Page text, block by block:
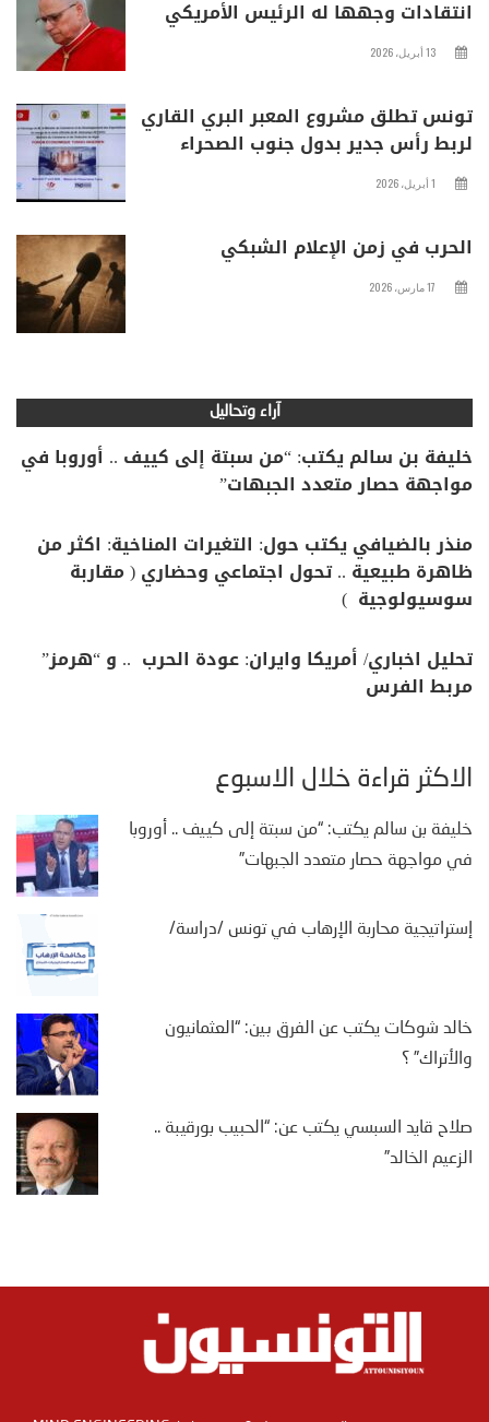
انتقادات وجهها له الرئيس الأمريكي
13 أبريل، 2026
تونس تطلق مشروع المعبر البري القاري
لربط رأس جدير بدول جنوب الصحراء
1 أبريل، 2026
الحرب في زمن الإعلام الشبكي
17 مارس، 2026
آراء وتحاليل
خليفة بن سالم يكتب: “من سبتة إلى كييف .. أوروبا في
مواجهة حصار متعدد الجبهات”
منذر بالضيافي يكتب حول: التغيرات المناخية: اكثر من
ظاهرة طبيعية .. تحول اجتماعي وحضاري ( مقاربة
سوسيولوجية )
تحليل اخباري/ أمريكا وايران: عودة الحرب .. و “هرمز”
مربط الفرس
الأكثر قراءة خلال الأسبوع
خليفة بن سالم يكتب: “من سبتة إلى كييف .. أوروبا
في مواجهة حصار متعدد الجبهات”
إستراتيجية محاربة الإرهاب في تونس /دراسة/
خالد شوكات يكتب عن الفرق بين: “العثمانيون
والأتراك” ؟
صلاح قايد السبسي يكتب عن: “الحبيب بورقيبة ..
الزعيم الخالد”